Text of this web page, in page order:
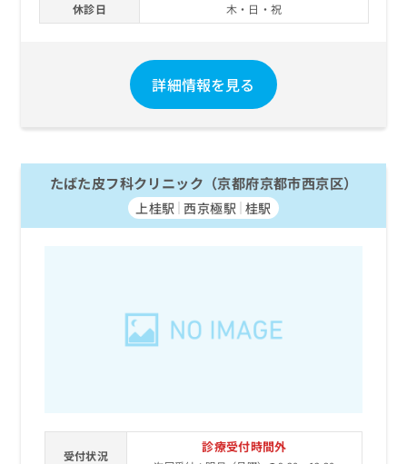
休診日 木・日・祝
詳細情報を見る
たばた皮フ科クリニック（京都府京都市西京区）
上桂駅 西京極駅 桂駅
受付状況
診療受付時間外